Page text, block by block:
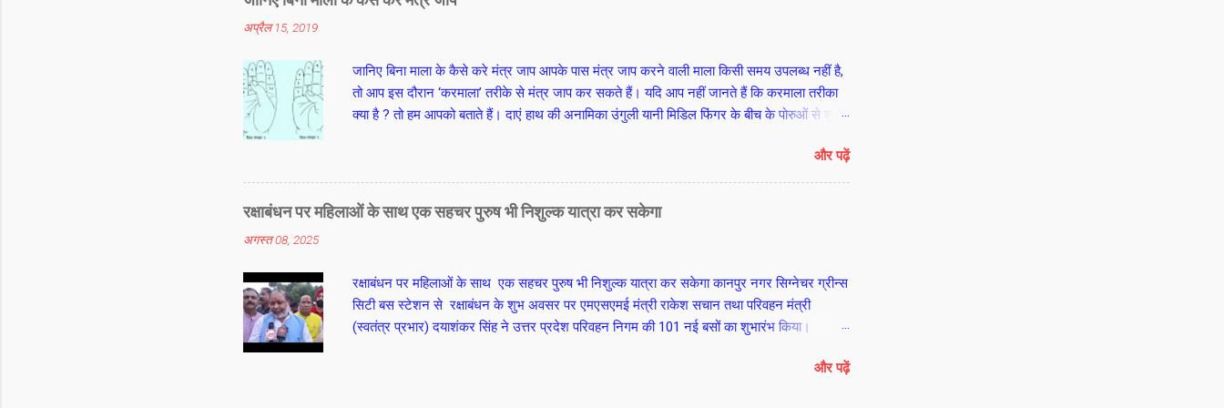
अप्रैल 15, 2019
जानिए बिना माला के कैसे करे मंत्र जाप आपके पास मंत्र जाप करने वाली माला किसी समय उपलब्ध नहीं है,
तो आप इस दौरान ‘करमाला’ तरीके से मंत्र जाप कर सकते हैं। यदि आप नहीं जानते हैं कि करमाला तरीका
क्या है ? तो हम आपको बताते हैं। दाएं हाथ की अनामिका उंगुली यानी मिडिल फिंगर के बीच के पोरुओं से शुरू
गिनकर आप मंत्र जाप कर सकते हैं। अनामिका यानी मिडिल फिंगर के बीच के शेष 2 पोरुओं को माला का
सुमेरू मानकर पार न करें। फिर दाएं हाथ पर दस मंत्र की गिनती कर बाएं हाथ की अनामिका यानी मिडिल
फिंगर के बीच के पोरुओं से दहाई की एक संख्या गिनें। इसके बाद दाएं हाथ के साथ बाएं हाथ पर दहाई के दस
बार मंत्र गिनने पर 100 मंत्र संख्या पूरी हो जाती है। आखिरी आठ मंत्र जप के लिए फिर से दाएं हाथ पर ही
और पढ़ें
रक्षाबंधन पर महिलाओं के साथ एक सहचर पुरुष भी निशुल्क यात्रा कर सकेगा
अगस्त 08, 2025
रक्षाबंधन पर महिलाओं के साथ एक सहचर पुरुष भी निशुल्क यात्रा कर सकेगा कानपुर नगर सिग्नेचर ग्रीन्स
सिटी बस स्टेशन से रक्षाबंधन के शुभ अवसर पर एमएसएमई मंत्री राकेश सचान तथा परिवहन मंत्री
(स्वतंत्र प्रभार) दयाशंकर सिंह ने उत्तर प्रदेश परिवहन निगम की 101 नई बसों का शुभारंभ किया।
के साथ परिवार का एक सहचर पुरुष भी निशुल्क यात्रा कर सकेगा। परिवहन मंत्री दयाशंकर सिंह ने कहा
और पढ़ें